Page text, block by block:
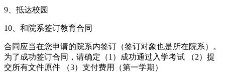
9、抵达校园
10、和院系签订教育合同
合同应当在您申请的院系内签订（签订对象也是所在院系）。
为了成功签订合同，请确定（1）成功通过入学考试 （2）提
交所有文件原件 （3）支付费用（第一学期）